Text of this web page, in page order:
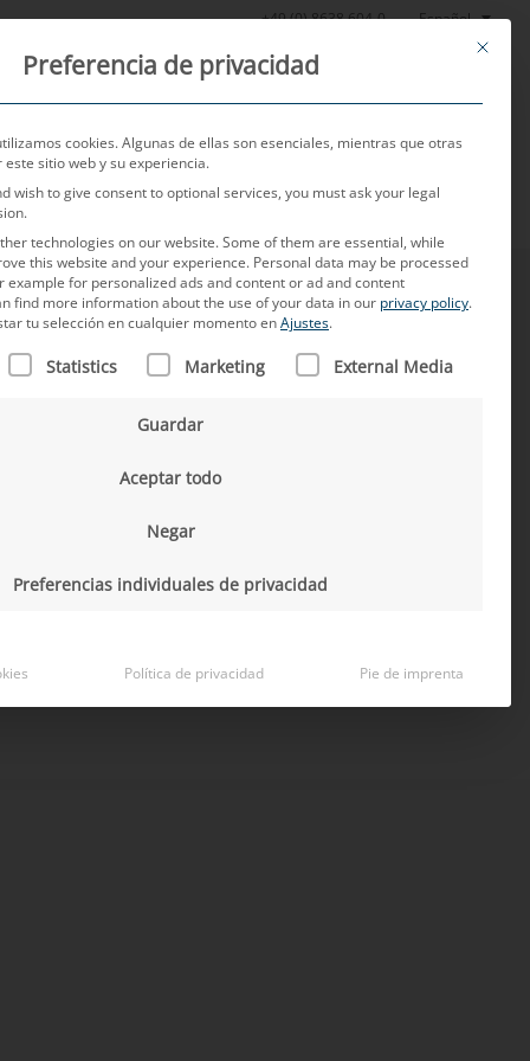
+49 (0) 8638 604-0 Español
Noticias Sobre nosotros Empleo Contacto
Su misión consiste en mantener y ampliar el
el sur de Europa. Sus más de 25 años de
Lo que hay que hacer siempre es encontrar el
los clientes. Además del contacto estrecho con
las experiencias interculturales que este
This
Preferencia de privacidad
cookies. Algunas de ellas son esenciales, mientras que otras
sitio web y su experiencia.
wish to give consent to optional services, you must ask your legal
technologies on our website. Some of them are essential, while
this website and your experience. Personal data may be processed
example for personalized ads and content or ad and content
find more information about the use of your data in our privacy policy.
tu selección en cualquier momento enAjustes.
FIGURA UNA LISTA DE LOS GRUPOS DE SERVICIOS
Statistics Marketing External Media
Guardar
Aceptar todo
Negar
Preferencias individuales de privacidad
Política de privacidad Pie de imprenta